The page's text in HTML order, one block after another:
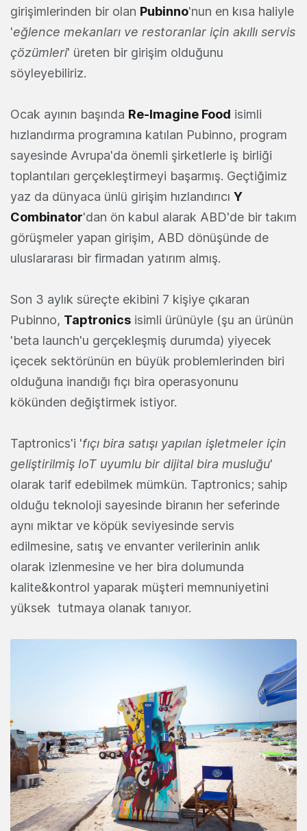
girişimlerinden bir olan Pubinno'nun en kısa haliyle
'eğlence mekanları ve restoranlar için akıllı servis
çözümleri' üreten bir girişim olduğunu
söyleyebiliriz.
Ocak ayının başında Re-Imagine Food isimli
hızlandırma programına katılan Pubinno, program
sayesinde Avrupa'da önemli şirketlerle iş birliği
toplantıları gerçekleştirmeyi başarmış. Geçtiğimiz
yaz da dünyaca ünlü girişim hızlandırıcı Y
Combinator'dan ön kabul alarak ABD'de bir takım
görüşmeler yapan girişim, ABD dönüşünde de
uluslararası bir firmadan yatırım almış.
Son 3 aylık süreçte ekibini 7 kişiye çıkaran
Pubinno, Taptronics isimli ürünüyle (şu an ürünün
'beta launch'u gerçekleşmiş durumda) yiyecek
içecek sektörünün en büyük problemlerinden biri
olduğuna inandığı fıçı bira operasyonunu
kökünden değiştirmek istiyor.
Taptronics'i 'fıçı bira satışı yapılan işletmeler için
geliştirilmiş IoT uyumlu bir dijital bira musluğu'
olarak tarif edebilmek mümkün. Taptronics; sahip
olduğu teknoloji sayesinde biranın her seferinde
aynı miktar ve köpük seviyesinde servis
edilmesine, satış ve envanter verilerinin anlık
olarak izlenmesine ve her bira dolumunda
kalite&kontrol yaparak müşteri memnuniyetini
yüksek tutmaya olanak tanıyor.